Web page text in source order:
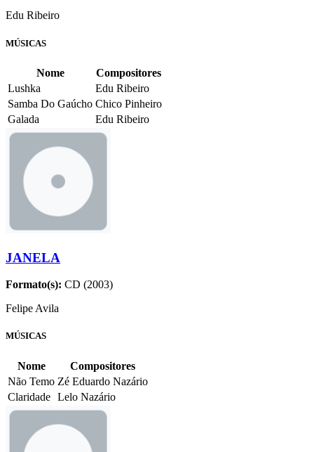
Edu Ribeiro
MÚSICAS
Nome
Compositores
Lushka
Edu Ribeiro
Samba Do Gaúcho Chico Pinheiro
Galada
Edu Ribeiro
JANELA
Formato(s): CD (2003)
Felipe Avila
MÚSICAS
Nome
Compositores
Não Temo Zé Eduardo Nazário
Claridade Lelo Nazário